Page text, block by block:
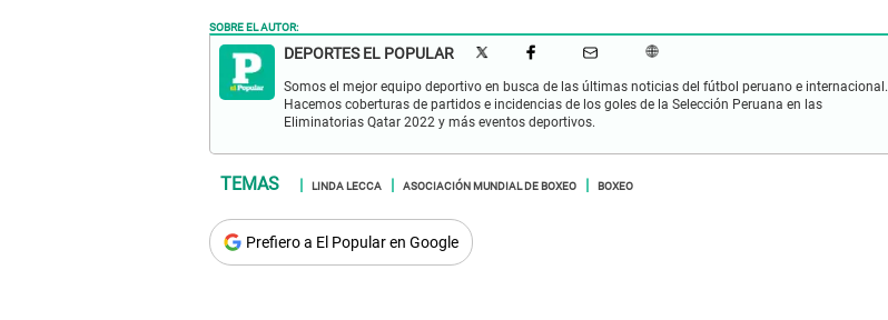
SOBRE EL AUTOR:
DEPORTES EL POPULAR
Somos el mejor equipo deportivo en busca de las últimas noticias del fútbol peruano e internacional.
Hacemos coberturas de partidos e incidencias de los goles de la Selección Peruana en las
Eliminatorias Qatar 2022 y más eventos deportivos.
LINDA LECCA ASOCIACIÓN MUNDIAL DE BOXEO BOXEO
Prefiero a El Popular en Google